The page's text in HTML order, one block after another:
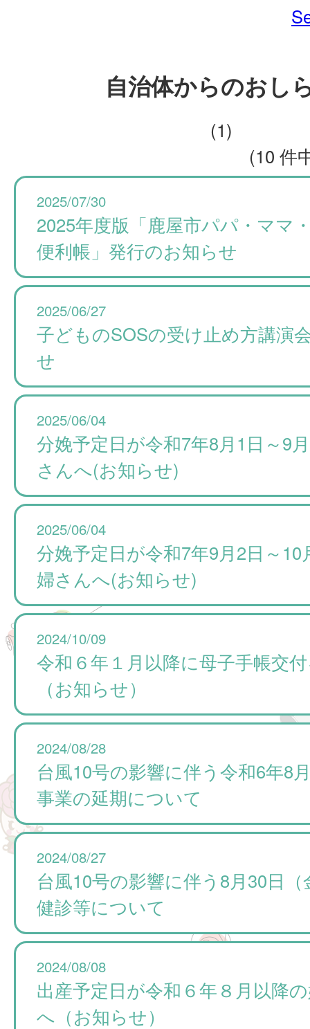
自治体からのおし
(1)
(10 件
2025/07/30
2025年度版「鹿屋市パパ・ママ
便利帳」発行のお知らせ
2025/06/27
子どものSOSの受け止め方講演
せ
2025/06/04
分娩予定日が令和7年8月1日～9
さんへ(お知らせ)
2025/06/04
分娩予定日が令和7年9月2日～10
婦さんへ(お知らせ)
2024/10/09
令和６年１月以降に母子手帳交
（お知らせ）
2024/08/28
台風10号の影響に伴う令和6年8
事業の延期について
2024/08/27
台風10号の影響に伴う8月30日
健診等について
2024/08/08
出産予定日が令和６年８月以降
へ（お知らせ）